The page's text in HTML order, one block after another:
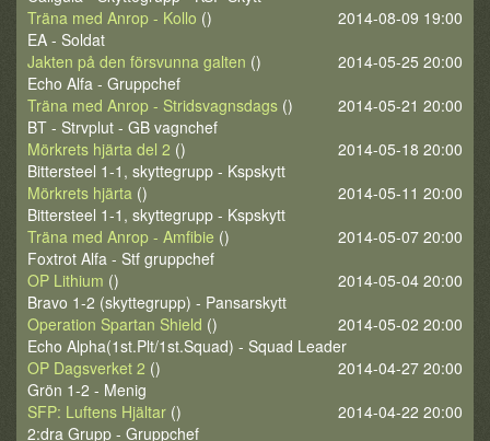
2014-08-09 19:00
Träna med Anrop - Kollo ()
EA - Soldat
2014-05-25 20:00
Jakten på den försvunna galten ()
Echo Alfa - Gruppchef
2014-05-21 20:00
Träna med Anrop - Stridsvagnsdags ()
BT - Strvplut - GB vagnchef
2014-05-18 20:00
Mörkrets hjärta del 2 ()
Bittersteel 1-1, skyttegrupp - Kspskytt
2014-05-11 20:00
Mörkrets hjärta ()
Bittersteel 1-1, skyttegrupp - Kspskytt
2014-05-07 20:00
Träna med Anrop - Amfibie ()
Foxtrot Alfa - Stf gruppchef
2014-05-04 20:00
OP Lithium ()
Bravo 1-2 (skyttegrupp) - Pansarskytt
2014-05-02 20:00
Operation Spartan Shield ()
Echo Alpha(1st.Plt/1st.Squad) - Squad Leader
2014-04-27 20:00
OP Dagsverket 2 ()
Grön 1-2 - Menig
2014-04-22 20:00
SFP: Luftens Hjältar ()
2:dra Grupp - Gruppchef